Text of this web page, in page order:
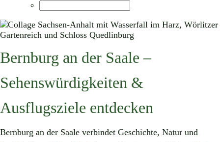
Bernburg an der Saale –
Sehenswürdigkeiten &
Ausflugsziele entdecken
Bernburg an der Saale verbindet Geschichte, Natur und